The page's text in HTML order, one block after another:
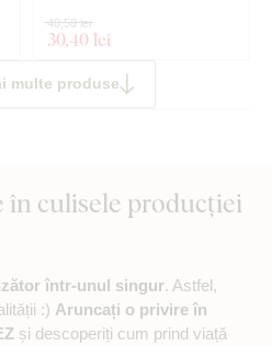
30,40 lei
40,50 lei
multe produse
culisele producției
într-unul singur. Astfel,
:) Aruncați o privire în
și descoperiți cum prind viață